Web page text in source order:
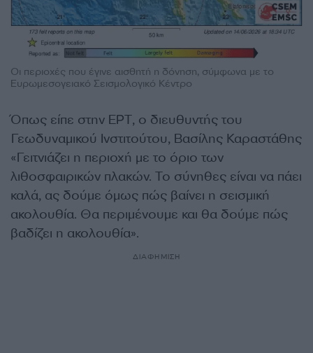
Οι περιοχές που έγινε αισθητή η δόνηση, σύμφωνα με το
Ευρωμεσογειακό Σεισμολογικό Κέντρο
Όπως είπε στην ΕΡΤ, ο διευθυντής του
Γεωδυναμικού Ινστιτούτου, Βασίλης Καραστάθης
«Γειτνιάζει η περιοχή με το όριο των
λιθοσφαιρικών πλακών. Το σύνηθες είναι να πάει
καλά, ας δούμε όμως πώς βαίνει η σεισμική
ακολουθία. Θα περιμένουμε και θα δούμε πώς
βαδίζει η ακολουθία».
ΔΙΑΦΗΜΙΣΗ